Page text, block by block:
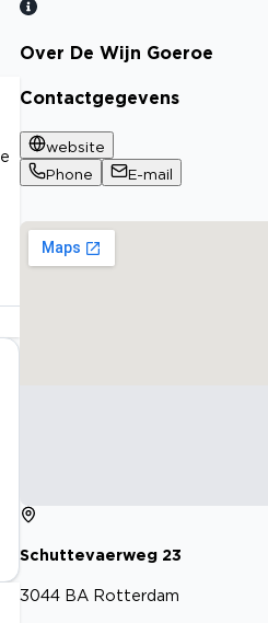
Over De Wijn Goeroe
Contactgegevens
website
Phone
E-mail
Schuttevaerweg 23
3044 BA Rotterdam